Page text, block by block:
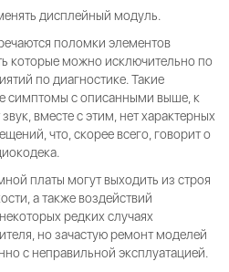
дисплейный модуль.
поломки элементов
которые можно исключительно по
по диагностике. Такие
симптомы с описанными выше, к
вместе с этим, нет характерных
что, скорее всего, говорит о
платы могут выходить из строя
а также воздействий
редких случаях
но зачастую ремонт моделей
с неправильной эксплуатацией.